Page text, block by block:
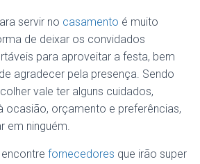
servir no casamento é muito
de deixar os convidados
para aproveitar a festa, bem
agradecer pela presença. Sendo
vale ter alguns cuidados,
ocasião, orçamento e preferências,
em ninguém.
fornecedores que irão super